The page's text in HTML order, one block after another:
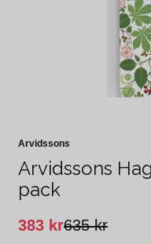
Arvidssons
Arvidssons
pack
635 kr
383 kr